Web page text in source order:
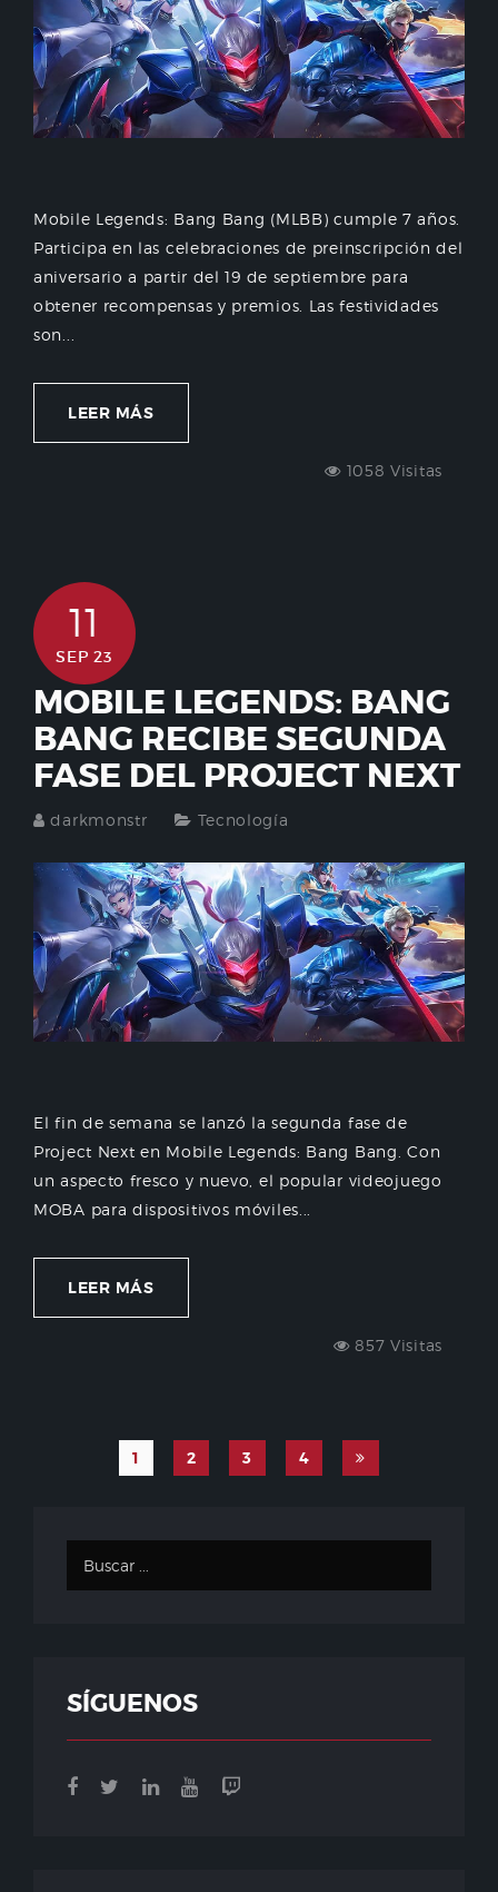
Mobile Legends: Bang Bang (MLBB) cumple 7 años.
Participa en las celebraciones de preinscripción del
aniversario a partir del 19 de septiembre para
obtener recompensas y premios. Las festividades
son...
LEER MÁS
1058 Visitas
11
SEP 23
MOBILE LEGENDS: BANG
BANG RECIBE SEGUNDA
FASE DEL PROJECT NEXT
darkmonstr Tecnología
El fin de semana se lanzó la segunda fase de
Project Next en Mobile Legends: Bang Bang. Con
un aspecto fresco y nuevo, el popular videojuego
MOBA para dispositivos móviles...
LEER MÁS
857 Visitas
1 2 3 4
SÍGUENOS